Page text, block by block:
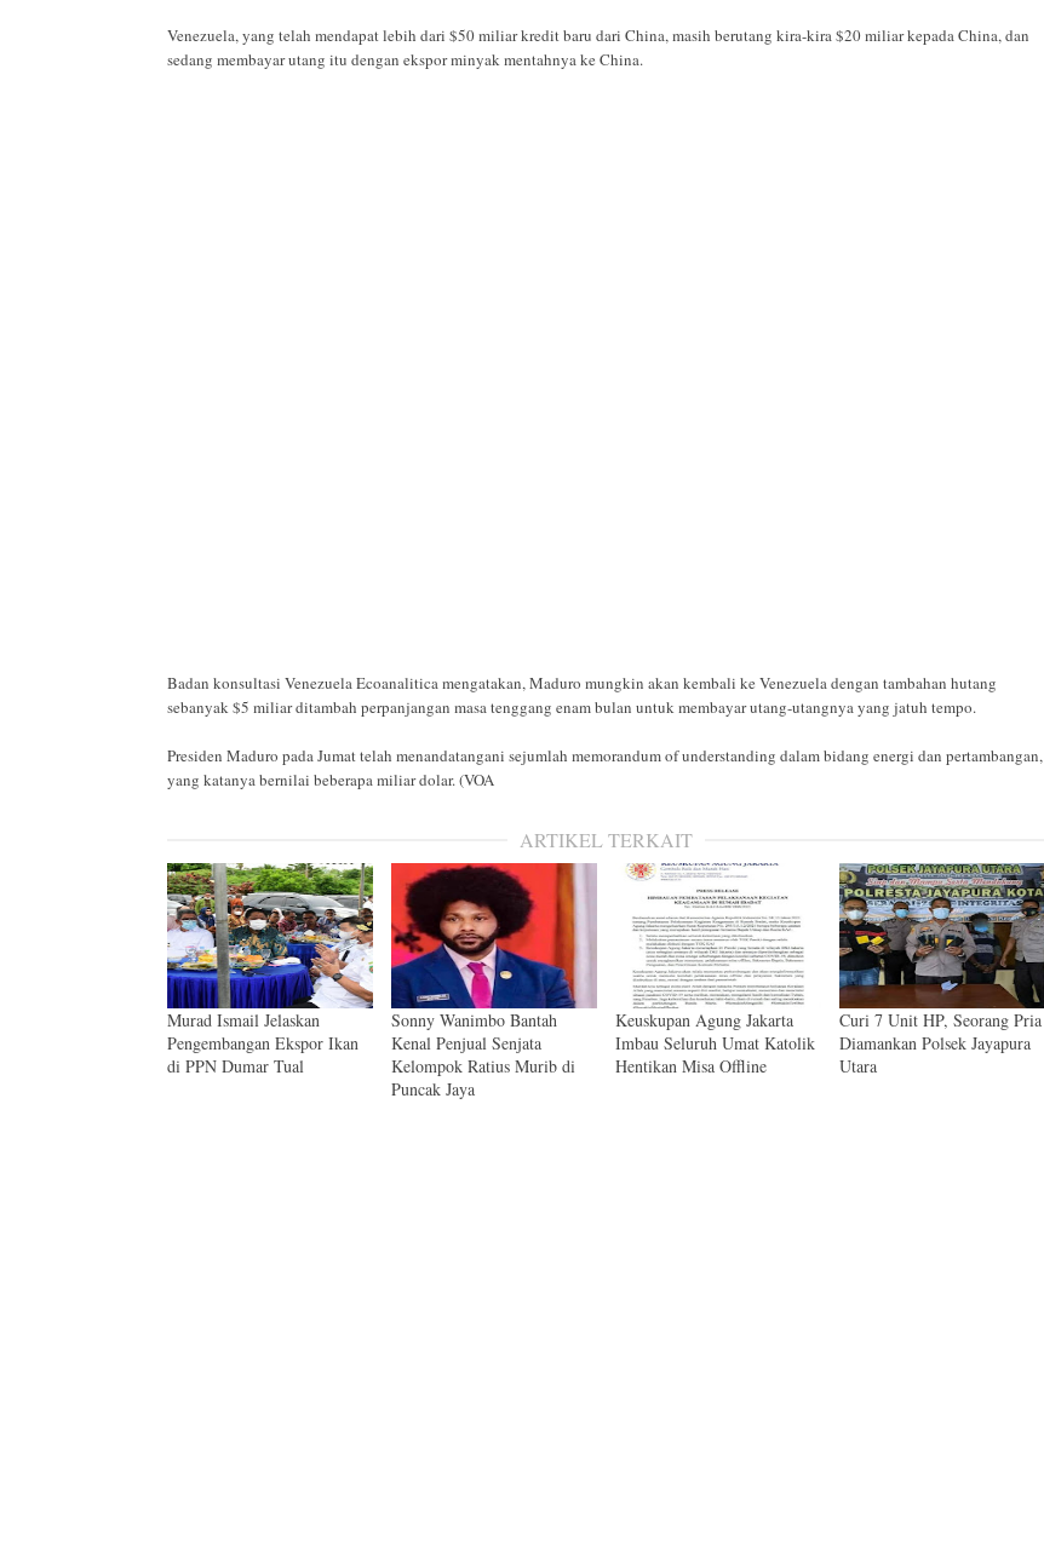
Venezuela, yang telah mendapat lebih dari $50 miliar kredit baru dari China, masih berutang kira-kira $20 miliar kepada China, dan
sedang membayar utang itu dengan ekspor minyak mentahnya ke China.
Badan konsultasi Venezuela Ecoanalitica mengatakan, Maduro mungkin akan kembali ke Venezuela dengan tambahan hutang
sebanyak $5 miliar ditambah perpanjangan masa tenggang enam bulan untuk membayar utang-utangnya yang jatuh tempo.
Presiden Maduro pada Jumat telah menandatangani sejumlah memorandum of understanding dalam bidang energi dan pertambangan,
yang katanya bernilai beberapa miliar dolar. (VOA
ARTIKEL TERKAIT
Murad Ismail Jelaskan
Pengembangan Ekspor Ikan
di PPN Dumar Tual
Sonny Wanimbo Bantah
Kenal Penjual Senjata
Kelompok Ratius Murib di
Puncak Jaya
Keuskupan Agung Jakarta
Imbau Seluruh Umat Katolik
Hentikan Misa Offline
Curi 7 Unit HP, Seorang Pria
Diamankan Polsek Jayapura
Utara